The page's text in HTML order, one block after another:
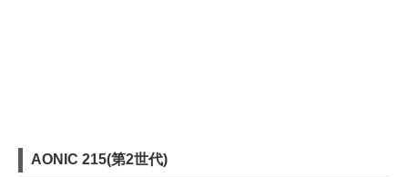
AONIC 215(第2世代)